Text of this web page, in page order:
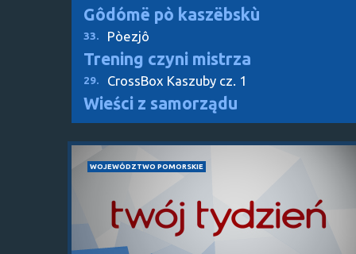
Gôdómë pò kaszëbskù
33. Pòezjô
Trening czyni mistrza
29. CrossBox Kaszuby cz. 1
Wieści z samorządu
WOJEWÓDZTWO POMORSKIE